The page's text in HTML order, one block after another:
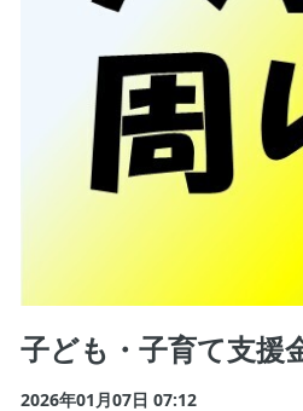
子ども・子育て支援
2026年01月07日 07:12